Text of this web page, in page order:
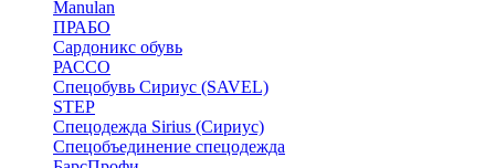
Manulan
ПРАБО
Сардоникс обувь
РАССО
Спецобувь Сириус (SAVEL)
STEP
Спецодежда Sirius (Сириус)
Спецобъединение спецодежда